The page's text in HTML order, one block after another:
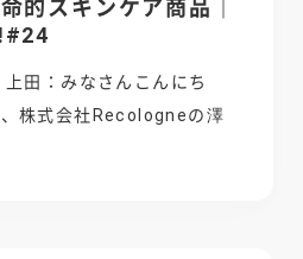
的スキンケア商品｜
田：みなさんこんにち
株式会社Recologneの澤